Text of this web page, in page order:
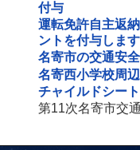
付与
運転免許自主返
ントを付与します
名寄市の交通安
名寄西小学校周
チャイルドシー
第11次名寄市交